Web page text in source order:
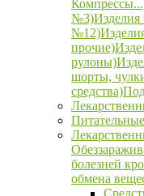
№3)Изделия
№12)
прочие)
рулоны)
шорты,
средства)
болезней
обмена